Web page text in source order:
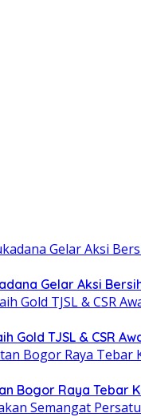
Gelar Aksi
Gold TJSL & CSR
Bogor Raya Tebar